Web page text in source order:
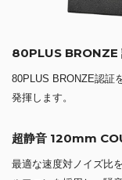
80PLUS BRONZE
80PLUS BRONZE認証
発揮します。
超静音 120mm
最適な速度対ノイズ比